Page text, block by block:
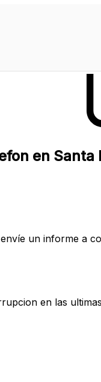
en
un informe a
en las